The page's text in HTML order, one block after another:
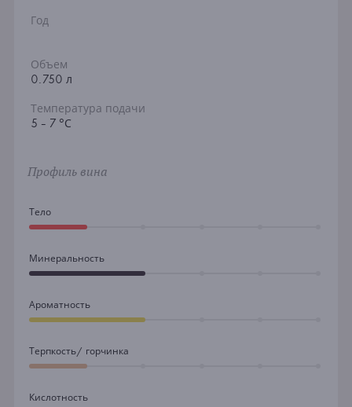
Год
Объем
0.750 л
Температура подачи
5 - 7 °С
Профиль вина
Тело
Минеральность
Ароматность
Терпкость/ горчинка
Кислотность